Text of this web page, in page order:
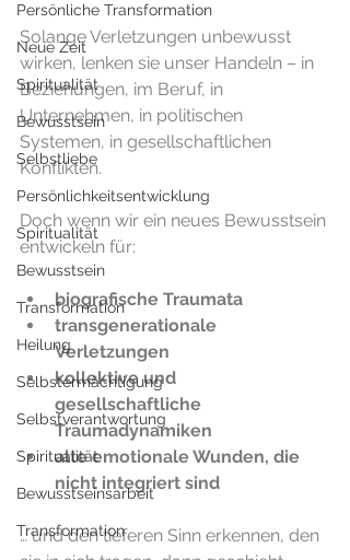
Persönliche Transformation
Neue Zeit
Spiritualität
Bewusstsein
Selbstliebe
Persönlichkeitsentwicklung
Spiritualität
Bewusstsein
Transformation
Heilung
Selbstermächtigung
Selbstverantwortung
Spiritualität
Bewusstseinsarbeit
Transformation
Solange Verletzungen unbewusst
wirken, lenken sie unser Handeln – in
Beziehungen, im Beruf, in
Unternehmen, in politischen
Systemen, in gesellschaftlichen
Konflikten.
Doch wenn wir ein neues Bewusstsein
entwickeln für:
biografische Traumata
transgenerationale
Verletzungen
kollektive und
gesellschaftliche
Traumadynamiken
alte emotionale Wunden, die
nicht integriert sind
… und den tieferen Sinn erkennen, den